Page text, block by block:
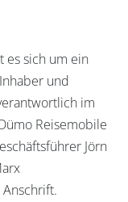
es sich um ein
und
im
Reisemobile
Jörn